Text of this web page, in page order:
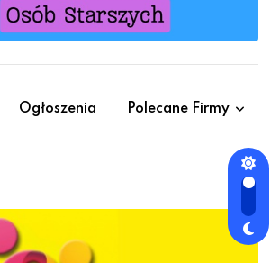
Ogłoszenia Polecane Firmy